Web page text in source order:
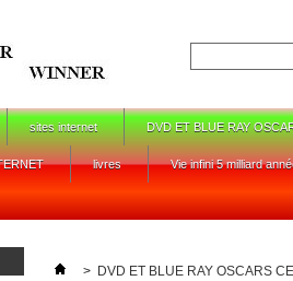
sites internet DVD ET BLUE RAY
livres Vie infini 5 milliard
> DVD ET BLUE RAY OSCARS